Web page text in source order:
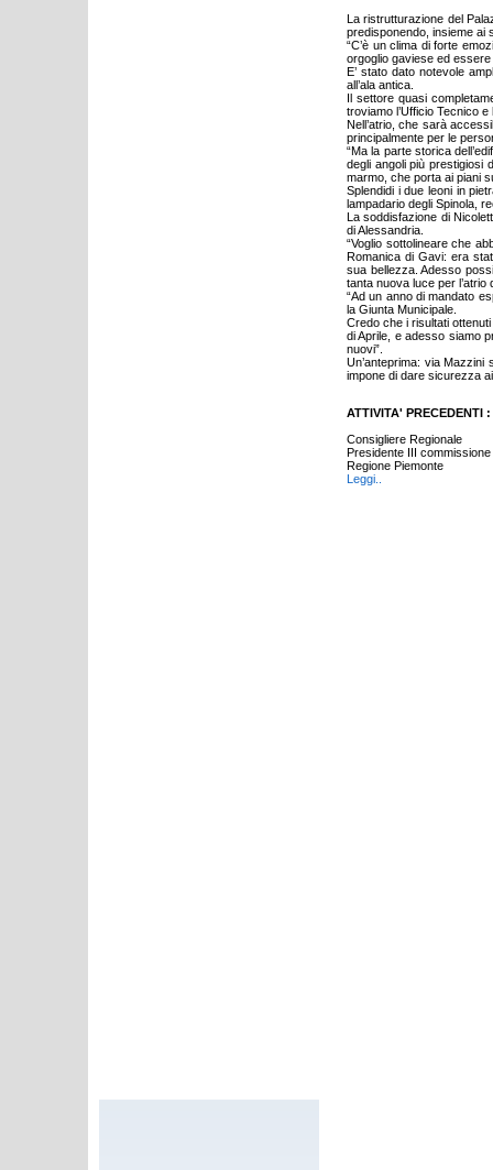
La ristrutturazione del
predisponendo, insieme ai
“C’è un clima di forte
orgoglio gaviese ed
E’ stato dato notevole
all’ala antica.
Il settore quasi
troviamo l’Ufficio Tecnico
Nell’atrio, che sarà
principalmente per le
“Ma la parte storica
degli angoli più prestigiosi
marmo, che porta ai piani
Splendidi i due leoni in
lampadario degli Spinola,
La soddisfazione di
di Alessandria.
“Voglio sottolineare che
Romanica di Gavi: era
sua bellezza. Adesso
tanta nuova luce per l’atrio
“Ad un anno di mandato
la Giunta Municipale.
Credo che i risultati
di Aprile, e adesso siamo
nuovi”.
Un’anteprima: via
impone di dare sicurezza
ATTIVITA' PRECEDENTI :
Consigliere Regionale
Presidente III
Regione Piemonte
Leggi..